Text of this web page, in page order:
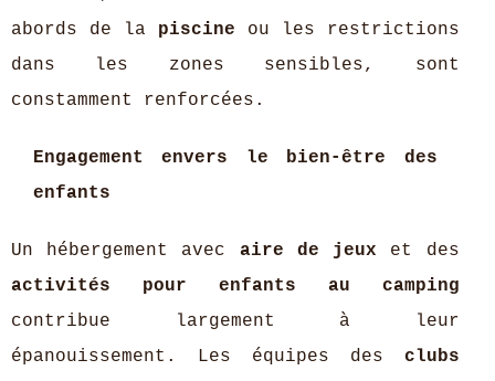
abords de la piscine ou les restrictions
dans les zones sensibles, sont
constamment renforcées.
Engagement envers le bien-être des
enfants
Un hébergement avec aire de jeux et des
activités pour enfants au camping
contribue largement à leur
épanouissement. Les équipes des clubs